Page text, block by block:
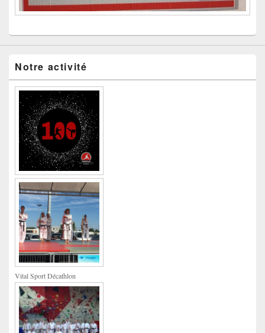
Notre activité
Vital Sport Décathlon